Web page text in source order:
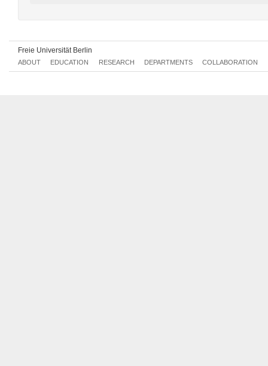
Freie Universität Berlin
ABOUT EDUCATION RESEARCH DEPARTMENTS COLLABORATION